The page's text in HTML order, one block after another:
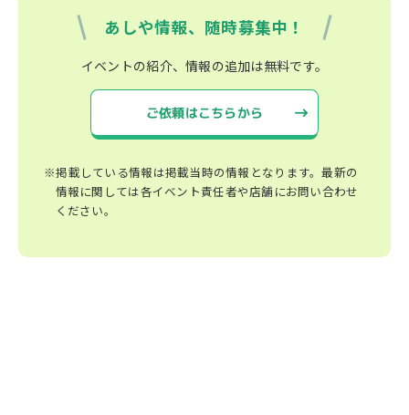
あしや情報、随時募集中！
イベントの紹介、情報の追加は無料です。
ご依頼はこちらから
※掲載している情報は掲載当時の情報となります。最新の
情報に関しては各イベント責任者や店舗にお問い合わせ
ください。